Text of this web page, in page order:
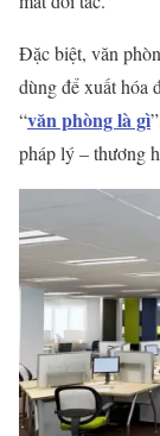
Đặc biệt, văn
dùng để xuất hóa
“văn phòng là gì
pháp lý – thương